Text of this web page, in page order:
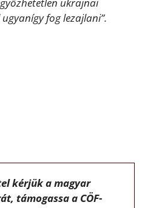
fog lezajlani”.
kérjük a magyar
támogassa a CÖF-